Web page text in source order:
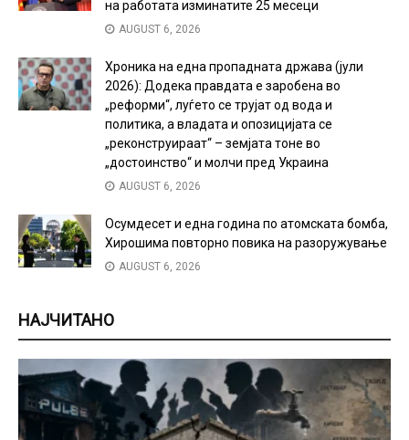
на работата изминатите 25 месеци
AUGUST 6, 2026
Хроника на една пропадната држава (јули
2026): Додека правдата е заробена во
„реформи“, луѓето се трујат од вода и
политика, а владата и опозицијата се
„реконструираат“ – земјата тоне во
„достоинство“ и молчи пред Украина
AUGUST 6, 2026
Осумдесет и една година по атомската бомба,
Хирошима повторно повика на разоружување
AUGUST 6, 2026
НАЈЧИТАНО